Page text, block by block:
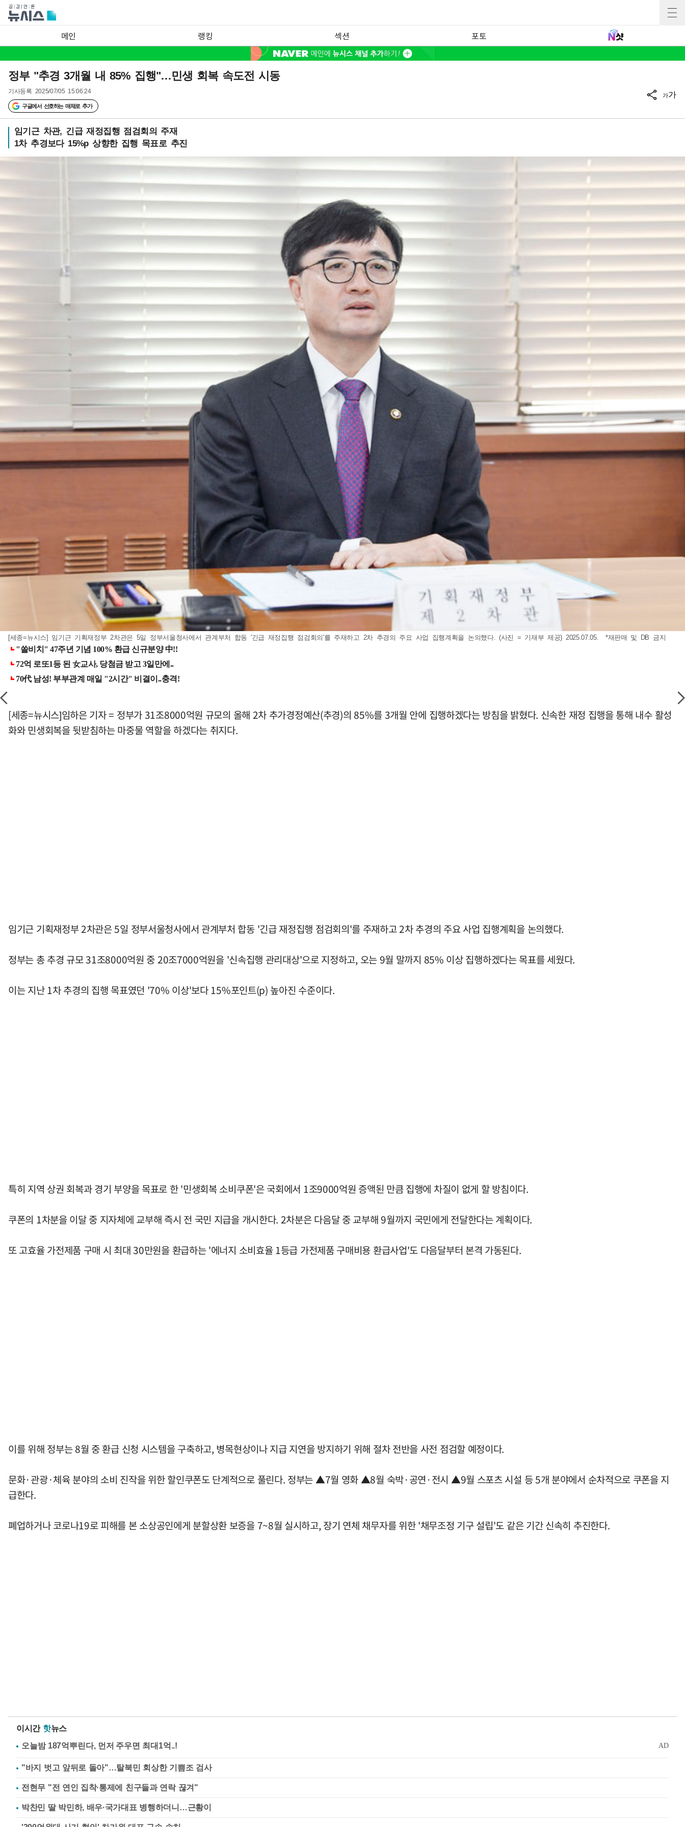
메인 랭킹 섹션 포토
정부 "추경 3개월 내 85% 집행"…민생 회복 속도전 시동
기사등록 2025/07/05 15:06:24
구글에서 선호하는 매체로 추가
가가
임기근 차관, 긴급 재정집행 점검회의 주재
1차 추경보다 15%p 상향한 집행 목표로 추진
[세종=뉴시스] 임기근 기획재정부 2차관은 5일 정부서울청사에서 관계부처 합동 '긴급 재정집행 점검회의'를 주재하고 2차 추경의 주요 사업 집행계획을 논의했다. (사진 = 기재부 제공) 2025.07.05. *재판매 및 DB 금지
[세종=뉴시스]임하은 기자 = 정부가 31조8000억원 규모의 올해 2차 추가경정예산(추경)의 85%를 3개월 안에 집행하겠다는 방침을 밝혔다. 신속한 재정 집행을 통해 내수 활성
화와 민생회복을 뒷받침하는 마중물 역할을 하겠다는 취지다.
임기근 기획재정부 2차관은 5일 정부서울청사에서 관계부처 합동 '긴급 재정집행 점검회의'를 주재하고 2차 추경의 주요 사업 집행계획을 논의했다.
정부는 총 추경 규모 31조8000억원 중 20조7000억원을 '신속집행 관리대상'으로 지정하고, 오는 9월 말까지 85% 이상 집행하겠다는 목표를 세웠다.
이는 지난 1차 추경의 집행 목표였던 '70% 이상'보다 15%포인트(p) 높아진 수준이다.
특히 지역 상권 회복과 경기 부양을 목표로 한 '민생회복 소비쿠폰'은 국회에서 1조9000억원 증액된 만큼 집행에 차질이 없게 할 방침이다.
쿠폰의 1차분을 이달 중 지자체에 교부해 즉시 전 국민 지급을 개시한다. 2차분은 다음달 중 교부해 9월까지 국민에게 전달한다는 계획이다.
또 고효율 가전제품 구매 시 최대 30만원을 환급하는 '에너지 소비효율 1등급 가전제품 구매비용 환급사업'도 다음달부터 본격 가동된다.
이를 위해 정부는 8월 중 환급 신청 시스템을 구축하고, 병목현상이나 지급 지연을 방지하기 위해 절차 전반을 사전 점검할 예정이다.
문화·관광·체육 분야의 소비 진작을 위한 할인쿠폰도 단계적으로 풀린다. 정부는 ▲7월 영화 ▲8월 숙박·공연·전시 ▲9월 스포츠 시설 등 5개 분야에서 순차적으로 쿠폰을 지
급한다.
폐업하거나 코로나19로 피해를 본 소상공인에게 분할상환 보증을 7~8월 실시하고, 장기 연체 채무자를 위한 '채무조정 기구 설립'도 같은 기간 신속히 추진한다.
이시간 핫뉴스
"바지 벗고 앞뒤로 돌아"…탈북민 회상한 기쁨조 검사
전현무 "전 연인 집착·통제에 친구들과 연락 끊겨"
박찬민 딸 박민하, 배우·국가대표 병행하더니…근황이